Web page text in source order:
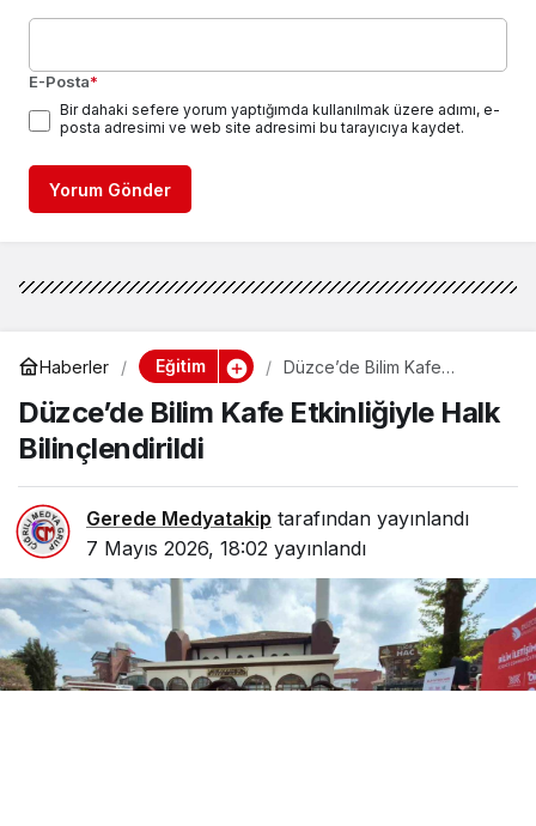
E-Posta*
Bir dahaki sefere yorum yaptığımda kullanılmak üzere adımı, e-
posta adresimi ve web site adresimi bu tarayıcıya kaydet.
Yorum Gönder
Haberler Eğitim
Düzce’de Bilim Kafe
Bilinçlendirildi
Düzce’de Bilim Kafe Etkinliğiyle Halk
Bilinçlendirildi
Gerede Medyatakip tarafından yayınlandı
7 Mayıs 2026, 18:02 yayınlandı